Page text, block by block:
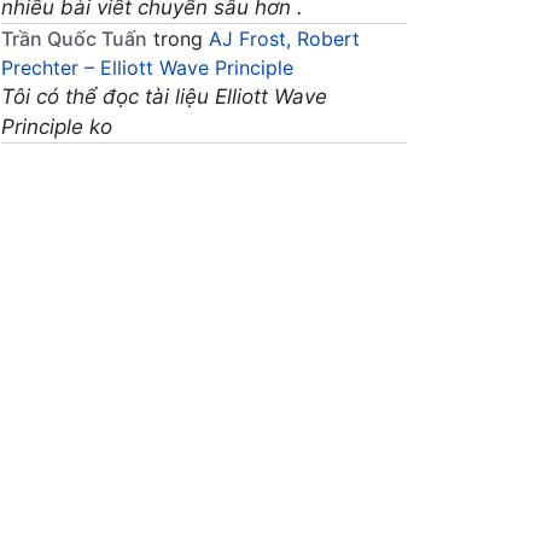
nhiều bài viết chuyển sâu hơn .
Trần Quốc Tuấn trong AJ Frost, Robert
Prechter – Elliott Wave Principle
Tôi có thể đọc tài liệu Elliott Wave
Principle ko